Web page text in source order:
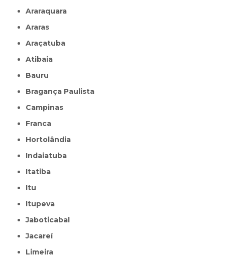
Araraquara
Araras
Araçatuba
Atibaia
Bauru
Bragança Paulista
Campinas
Franca
Hortolândia
Indaiatuba
Itatiba
Itu
Itupeva
Jaboticabal
Jacareí
Limeira